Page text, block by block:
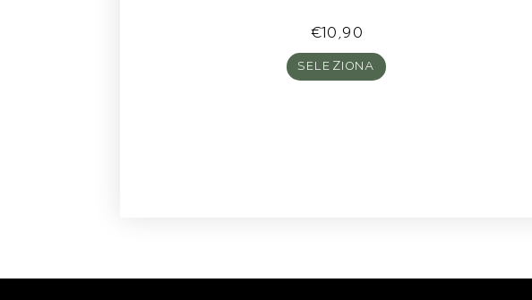
€10,90
SELEZIONA